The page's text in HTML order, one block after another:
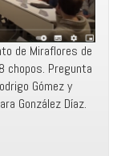
de Miraflores de
chopos. Pregunta
Gómez y
González Díaz.